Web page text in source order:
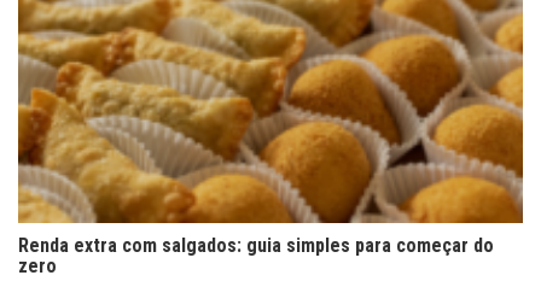
Renda extra com salgados: guia simples para começar do
zero